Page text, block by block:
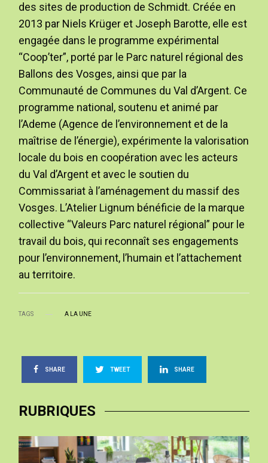
des sites de production de Schmidt. Créée en
2013 par Niels Krüger et Joseph Barotte, elle est
engagée dans le programme expérimental
“Coop’ter”, porté par le Parc naturel régional des
Ballons des Vosges, ainsi que par la
Communauté de Communes du Val d’Argent. Ce
programme national, soutenu et animé par
l’Ademe (Agence de l’environnement et de la
maîtrise de l’énergie), expérimente la valorisation
locale du bois en coopération avec les acteurs
du Val d’Argent et avec le soutien du
Commissariat à l’aménagement du massif des
Vosges. L’Atelier Lignum bénéficie de la marque
collective “Valeurs Parc naturel régional” pour le
travail du bois, qui reconnaît ses engagements
pour l’environnement, l’humain et l’attachement
au territoire.
TAGS A LA UNE
SHARE TWEET SHARE
RUBRIQUES